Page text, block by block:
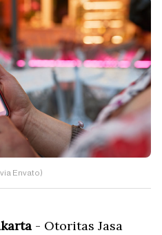
Envato)
- Otoritas Jasa